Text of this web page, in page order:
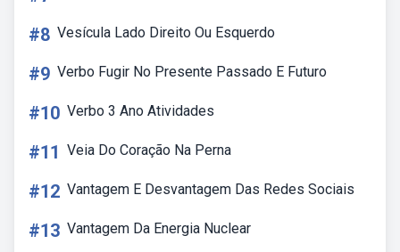
#8 Vesícula Lado Direito Ou Esquerdo
#9 Verbo Fugir No Presente Passado E Futuro
#10 Verbo 3 Ano Atividades
#11 Veia Do Coração Na Perna
#12 Vantagem E Desvantagem Das Redes Sociais
#13 Vantagem Da Energia Nuclear